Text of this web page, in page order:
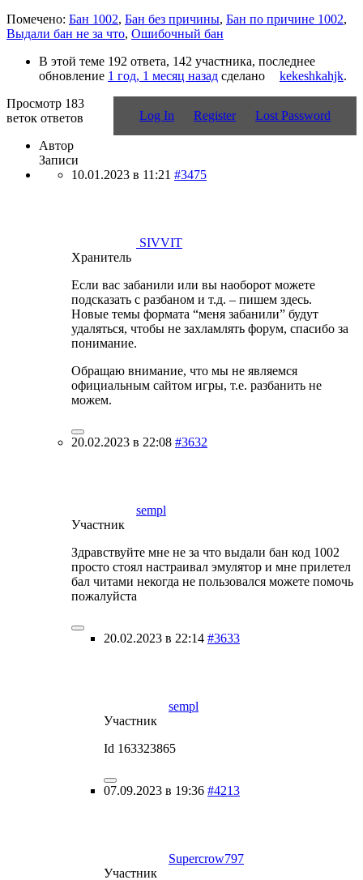
Помечено: Бан 1002, Бан без причины, Бан по причине 1002,
Выдали бан не за что, Ошибочный бан
В этой теме 192 ответа, 142 участника, последнее
обновление 1 год, 1 месяц назад сделано kekeshkahjk.
Log In Register Lost Password
Просмотр 183
веток ответов
Автор
Записи
10.01.2023 в 11:21 #3475
SIVVIT
Хранитель
Если вас забанили или вы наоборот можете
подсказать с разбаном и т.д. – пишем здесь.
Новые темы формата “меня забанили” будут
удаляться, чтобы не захламлять форум, спасибо за
понимание.
Обращаю внимание, что мы не являемся
официальным сайтом игры, т.е. разбанить не
можем.
20.02.2023 в 22:08 #3632
sempl
Участник
Здравствуйте мне не за что выдали бан код 1002
просто стоял настраивал эмулятор и мне прилетел
бал читами некогда не пользовался можете помочь
пожалуйста
20.02.2023 в 22:14 #3633
sempl
Участник
Id 163323865
07.09.2023 в 19:36 #4213
Supercrow797
Участник